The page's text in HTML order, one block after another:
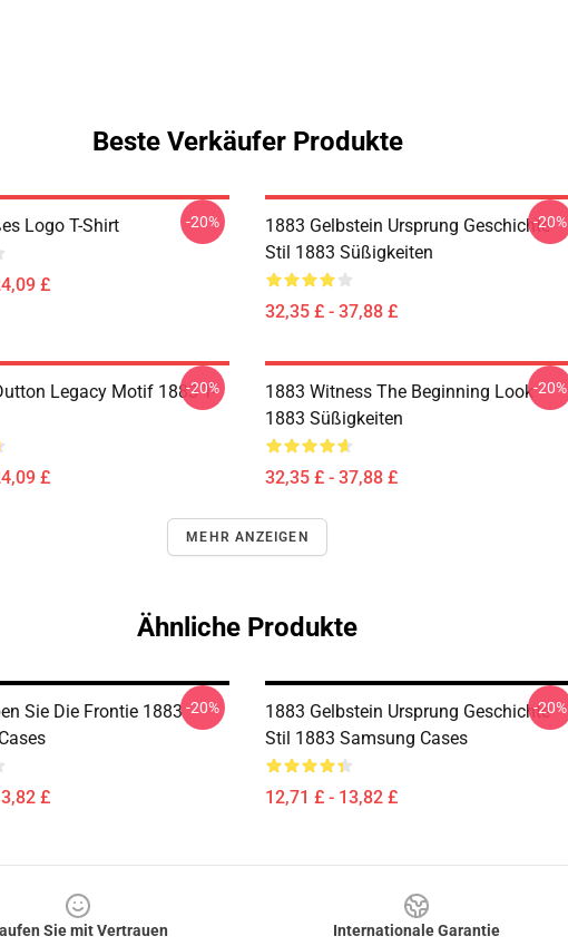
Beste Verkäufer Produkte
Logo T-Shirt
£
-20%
1883 Gelbstein Ursprung Geschichte
Stil 1883 Süßigkeiten
32,35 £ - 37,88 £
-20%
Legacy Motif 1883 T-
£
-20%
1883 Witness The Beginning Look
1883 Süßigkeiten
32,35 £ - 37,88 £
-20%
MEHR ANZEIGEN
Ähnliche Produkte
Sie Die Frontie 1883
£
-20%
1883 Gelbstein Ursprung Geschichte
Stil 1883 Samsung Cases
12,71 £ - 13,82 £
-20%
Sie mit Vertrauen
Internationale Garantie